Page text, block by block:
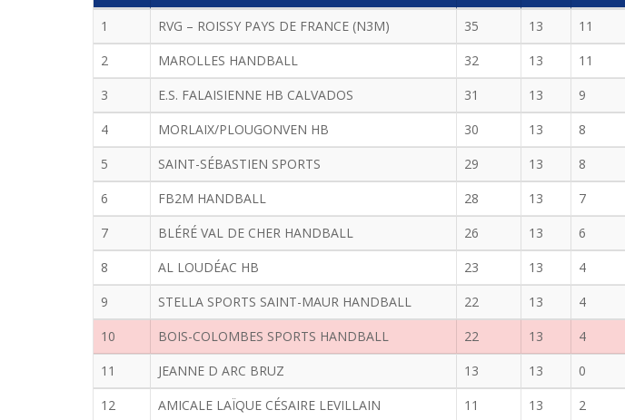
1 RVG – ROISSY PAYS DE FRANCE (N3M) 35 13 11
2
MAROLLES HANDBALL 32 13 11
3
E.S. FALAISIENNE HB CALVADOS 31 13 9
4
MORLAIX/PLOUGONVEN HB 30 13 8
5
SAINT-SÉBASTIEN SPORTS 29 13 8
6
FB2M HANDBALL 28 13 7
7
BLÉRÉ VAL DE CHER HANDBALL 26 13 6
8
AL LOUDÉAC HB 23 13 4
9
STELLA SPORTS SAINT-MAUR HANDBALL 22 13 4
10
BOIS-COLOMBES SPORTS HANDBALL 22 13 4
11
JEANNE D ARC BRUZ 13 13 0
12
AMICALE LAÏQUE CÉSAIRE LEVILLAIN 11 13 2